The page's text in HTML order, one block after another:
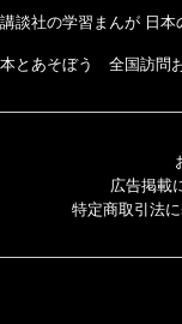
講談社の学習まんが 日本
本とあそぼう 全国訪問
広告掲載
特定商取引法